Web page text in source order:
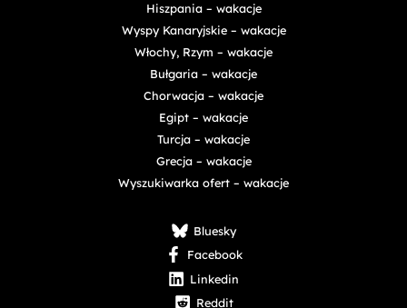
Hiszpania – wakacje
Wyspy Kanaryjskie – wakacje
Włochy, Rzym – wakacje
Bułgaria – wakacje
Chorwacja – wakacje
Egipt – wakacje
Turcja – wakacje
Grecja – wakacje
Wyszukiwarka ofert – wakacje
Bluesky
Facebook
Linkedin
Reddit